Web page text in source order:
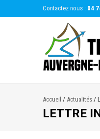
Contactez nous : 04
Accueil / Actualités /
LETTRE